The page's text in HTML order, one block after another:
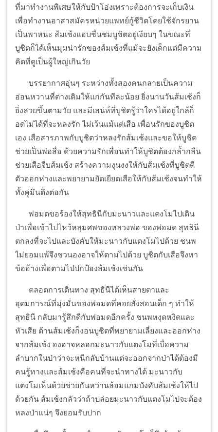
ที่มาทำงานพิเศษให้กับป้าโอ่งเพราะต้องการจะเก็บเงิน
เพื่อทำงานอาสาสมัครหน่วยแพทย์กู้ชีวิตโดยใช้จักรยาน
เป็นพาหนะ ส้มเช้งแอบชื่นชมบูชิตอยู่เงียบๆ ในขณะที่
บูชิตก็ได้เห็นมุมน่ารักของส้มเช้งที่แม้จะยังเด็กแต่มีความ
คิดที่ดูเป็นผู้ใหญ่เกินวัย
บรรยากาศอุ่นๆ ระหว่างทั้งสองคนกลายเป็นความ
อ่อนหวานที่ต่างเติมให้แก่กันทีละน้อย ยิ่งนานวันส้มเช้งก็
ยิ่งสวยขึ้นตามวัย และมีเสน่ห์ที่บูชิตรู้ว่าใครได้อยู่ใกล้ก็
อดไม่ได้ที่จะหลงรัก ไม่เว้นแม้แต่เสือ เพื่อนรักของบูชิต
เอง เสือสารภาพกับบูชิตว่าหลงรักส้มเช้งและขอให้บูชิต
ช่วยเป็นพ่อสื่อ ด้วยความรักเพื่อนทำให้บูชิตต้องกล้ำกลืน
ช่วยเสือจีบส้มเช้ง สร้างความงุนงงให้กับส้มเช้งที่บูชิตตี
ตัวออกห่างและพยายามยัดเยียดเสือให้กับส้มเช้งจนทำให้
ทั้งคู่มึนตึงต่อกัน
พ่อมดขอร้องให้สุทธินีกับมะนาวและแตงโมไปเดิน
ป่าเพื่อเข้าไปไหว้หลุมศพของหลวงพ่อ ของพ่อมด สุทธินี
ตกลงที่จะไปและบังคับให้มะนาวกับแตงโมไปด้วย ชนพ
ไม่ยอมแพ้จึงชวนองอาจให้ตามไปด้วย บูชิตกับเสือจึงหา
ข้ออ้างเพื่อตามไปปกป้องส้มเช้งเช่นกัน
ตลอดการเดินทาง สุทธินีได้เห็นสายตาและ
อุดมการณ์ที่มุ่งมั่นของพ่อมดที่คอยสั่งสอนเด็ก ๆ ทำให้
สุทธินี กลับมารู้สึกดีกับพ่อมดอีกครั้ง ชนพหงุดหงิดและ
หัวเสีย ด้านส้มเช้งก็งอนบูชิตที่พยายามเลี่ยงและออกห่าง
จากส้มเช้ง องอาจหลอกมะนาวกับแตงโมที่เบื่อความ
ลำบากในป่าว่าจะหนีกลับบ้านแต่จะออกจากป่าได้ต้องมี
คนรู้ทางและส้มเช้งคือคนที่จะนำทางได้ มะนาวกับ
แตงโมเห็นด้วยช่วยกันหว่านล้อมแกมบังคับส้มเช้งให้ไป
ด้วยกัน ส้มเช้งกลัวว่าถ้าปล่อยมะนาวกับแตงโมไปจะต้อง
หลงป่าแน่ๆ จึงยอมรับปาก